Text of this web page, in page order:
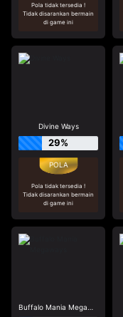
Pola tidak tersedia !
Tidak disarankan bermain
di game ini
Divine Ways
29%
Pola tidak tersedia !
Tidak disarankan bermain
di game ini
Buffalo Mania Megaways